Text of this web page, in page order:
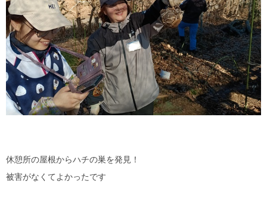
休憩所の屋根からハチの巣を発見！
被害がなくてよかったです